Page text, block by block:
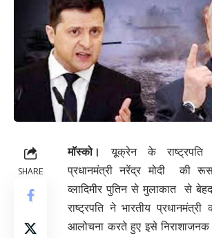
SHARE
मॉस्को।यूक्रेन के राष्ट्रपति
प्रधानमंत्री नरेंद्र मोदी की
व्लादिमीर पुतिन से मुलाकात से
राष्ट्रपति ने भारतीय प्रधानमंत्री
आलोचना करते हुए इसे